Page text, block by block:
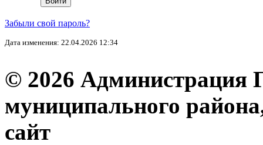
Забыли свой пароль?
Дата изменения: 22.04.2026 12:34
© 2026 Администрация
муниципального